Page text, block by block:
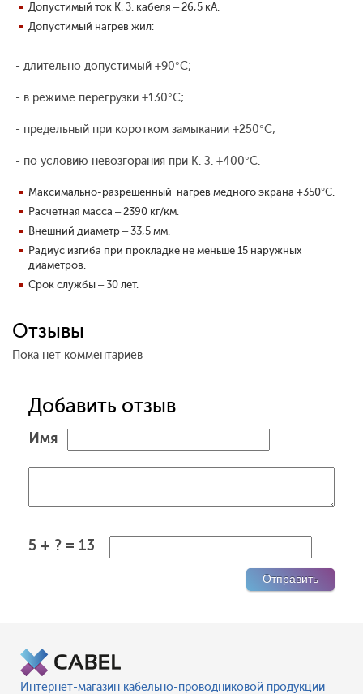
Допустимый ток К. З. кабеля – 26,5 кА.
Допустимый нагрев жил:
- длительно допустимый +90°С;
- в режиме перегрузки +130°С;
- предельный при коротком замыкании +250°С;
- по условию невозгорания при К. З. +400°С.
Максимально-разрешенный нагрев медного экрана +350°С.
Расчетная масса – 2390 кг/км.
Внешний диаметр – 33,5 мм.
Радиус изгиба при прокладке не меньше 15 наружных
диаметров.
Срок службы – 30 лет.
Отзывы
Пока нет комментариев
Добавить отзыв
Имя
5 + ? = 13
Интернет-магазин кабельно-проводниковой продукции